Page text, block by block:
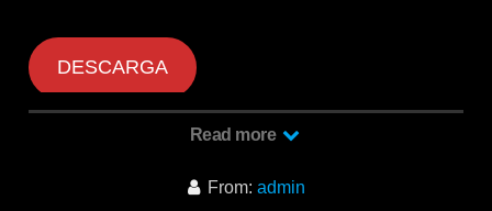
DESCARGA
Read more
From: admin